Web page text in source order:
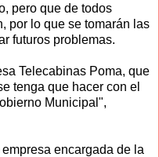
pero que de todos
por lo que se tomarán las
futuros problemas.
Telecabinas Poma, que
tenga que hacer con el
Municipal",
encargada de la